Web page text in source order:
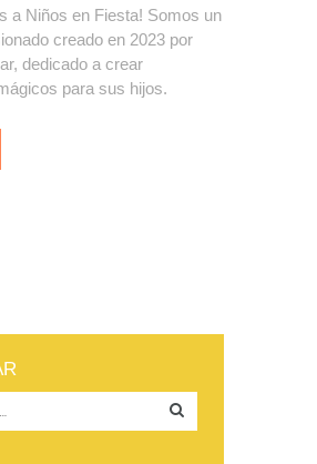
a Niños en Fiesta! Somos un
creado en 2023 por
dedicado a crear
para sus hijos.